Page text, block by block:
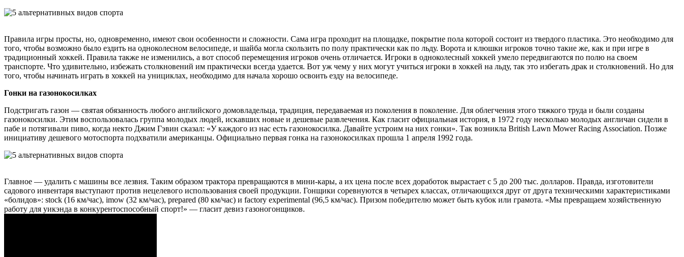
Правила игры просты, но, одновременно, имеют свои особенности и сложности. Сама игра проходит на площадке, покрытие пола которой состоит из твердого пластика. Это необходимо для
того, чтобы возможно было ездить на одноколесном велосипеде, и шайба могла скользить по полу практически как по льду. Ворота и клюшки игроков точно такие же, как и при игре в
традиционный хоккей. Правила также не изменились, а вот способ перемещения игроков очень отличается. Игроки в одноколесный хоккей умело передвигаются по полю на своем
транспорте. Что удивительно, избежать столкновений им практически всегда удается. Вот уж чему у них могут учиться игроки в хоккей на льду, так это избегать драк и столкновений. Но для
того, чтобы начинать играть в хоккей на унициклах, необходимо для начала хорошо освоить езду на велосипеде.
Гонки на газонокосилках
Подстригать газон — святая обязанность любого английского домовладельца, традиция, передаваемая из поколения в поколение. Для облегчения этого тяжкого труда и были созданы
газонокосилки. Этим воспользовалась группа молодых людей, искавших новые и дешевые развлечения. Как гласит официальная история, в 1972 году несколько молодых англичан сидели в
пабе и потягивали пиво, когда некто Джим Гэвин сказал: «У каждого из нас есть газонокосилка. Давайте устроим на них гонки». Так возникла British Lawn Mower Racing Association. Позже
инициативу дешевого мотоспорта подхватили американцы. Официально первая гонка на газонокосилках прошла 1 апреля 1992 года.
Главное — удалить с машины все лезвия. Таким образом трактора превращаются в мини-кары, а их цена после всех доработок вырастает с 5 до 200 тыс. долларов. Правда, изготовители
садового инвентаря выступают против нецелевого использования своей продукции. Гонщики соревнуются в четырех классах, отличающихся друг от друга техническими характеристиками
«болидов»: stock (16 км/час), imow (32 км/час), prepared (80 км/час) и factory experimental (96,5 км/час). Призом победителю может быть кубок или грамота. «Мы превращаем хозяйственную
работу для уикэнда в конкурентоспособный спорт!» — гласит девиз газоногонщиков.